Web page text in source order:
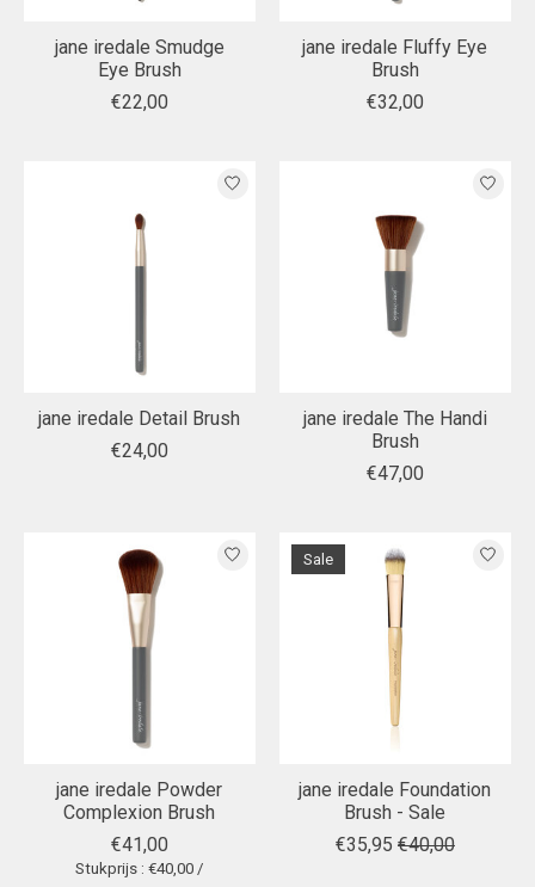
jane iredale Smudge
Eye Brush
€22,00
jane iredale Fluffy Eye
Brush
€32,00
jane iredale Detail Brush
€24,00
jane iredale The Handi
Brush
€47,00
jane iredale Powder
Complexion Brush
€41,00
Stukprijs : €40,00 /
Sale
jane iredale Foundation
Brush - Sale
€35,95 €40,00